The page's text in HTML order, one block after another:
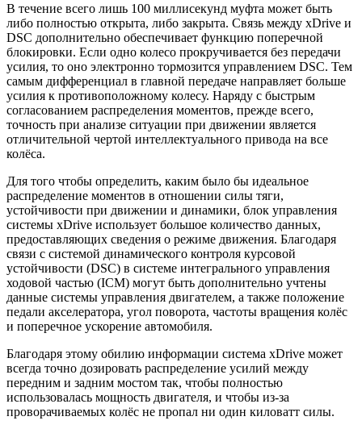
В течение всего лишь 100 миллисекунд муфта может быть
либо полностью открыта, либо закрыта. Связь между xDrive и
DSC дополнительно обеспечивает функцию поперечной
блокировки. Если одно колесо прокручивается без передачи
усилия, то оно электронно тормозится управлением DSC. Тем
самым дифференциал в главной передаче направляет больше
усилия к противоположному колесу. Наряду с быстрым
согласованием распределения моментов, прежде всего,
точность при анализе ситуации при движении является
отличительной чертой интеллектуального привода на все
колёса.
Для того чтобы определить, каким было бы идеальное
распределение моментов в отношении силы тяги,
устойчивости при движении и динамики, блок управления
системы xDrive использует большое количество данных,
предоставляющих сведения о режиме движения. Благодаря
связи с системой динамического контроля курсовой
устойчивости (DSC) в системе интегрального управления
ходовой частью (ICM) могут быть дополнительно учтены
данные системы управления двигателем, а также положение
педали акселератора, угол поворота, частоты вращения колёс
и поперечное ускорение автомобиля.
Благодаря этому обилию информации система xDrive может
всегда точно дозировать распределение усилий между
передним и задним мостом так, чтобы полностью
использовалась мощность двигателя, и чтобы из-за
проворачиваемых колёс не пропал ни один киловатт силы.